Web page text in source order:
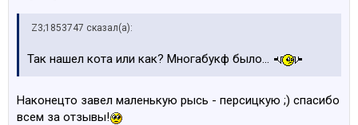
Мужик кивнул головой и ушел.
Через неделю мужик приходит опять. Снова изменяет
православие и иди ипать мозги Отцу Федору.
Z3;1853747 сказал(а):
Так нашел кота или как? Многабукф было...
Наконецто завел маленькую рысь - персицкую ;) спасибо
всем за отзывы!